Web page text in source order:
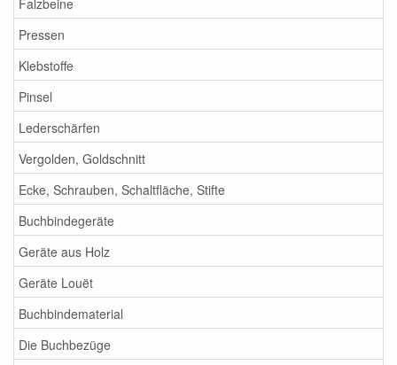
Pressen
Klebstoffe
Pinsel
Lederschärfen
Vergolden, Goldschnitt
Ecke, Schrauben, Schaltfläche, Stifte
Buchbindegeräte
Geräte aus Holz
Geräte Louët
Buchbindematerial
Die Buchbezüge